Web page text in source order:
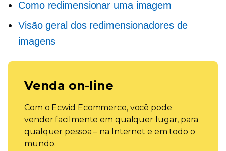
Como redimensionar uma imagem
Visão geral dos redimensionadores de
imagens
Venda on-line
Com o Ecwid Ecommerce, você pode
vender facilmente em qualquer lugar, para
qualquer pessoa – na Internet e em todo o
mundo.